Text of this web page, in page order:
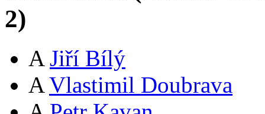
2)
A Jiří Bílý
A Vlastimil Doubrava